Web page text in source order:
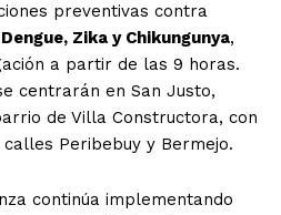
preventivas contra
Dengue, Zika y Chikungunya,
a partir de las 9 horas.
centrarán en San Justo,
de Villa Constructora, con
Peribebuy y Bermejo.
continúa implementando